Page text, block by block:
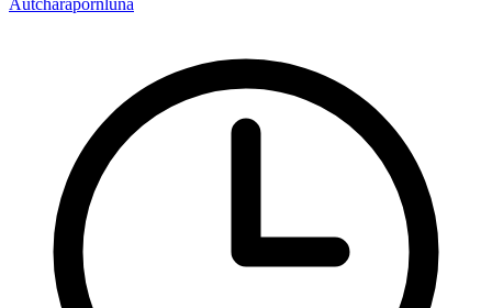
Autcharapornluna